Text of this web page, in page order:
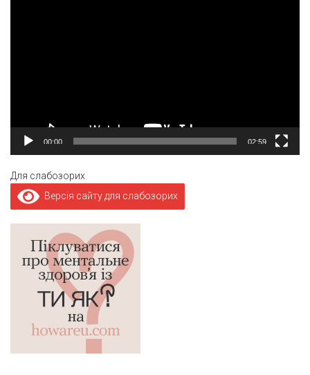
00:00 02:59
Для слабозорих
Версія сайту для слабозорих